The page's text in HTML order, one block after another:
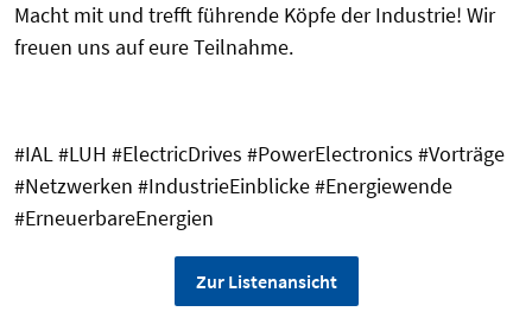
Macht mit und trefft führende Köpfe der Industrie! Wir
freuen uns auf eure Teilnahme.
#IAL #LUH #ElectricDrives #PowerElectronics #Vorträge
#Netzwerken #IndustrieEinblicke#Energiewende
#ErneuerbareEnergien
Zur Listenansicht